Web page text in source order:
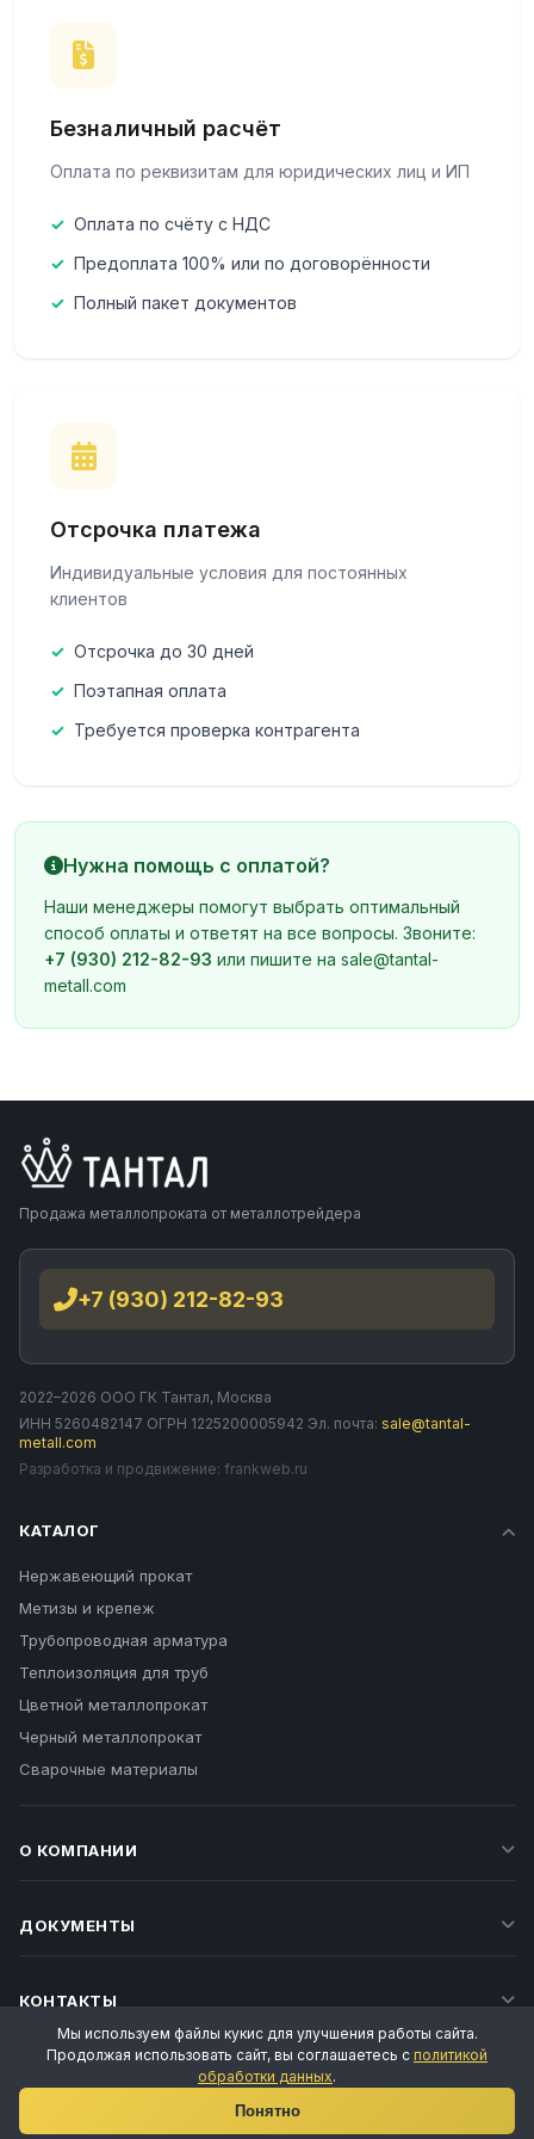
Для оформления заказа и получения счёта свяжитесь с
обратной связи на сайте. Мы подберём оптимальные
Безналичный расчёт
Оплата по реквизитам для юридических лиц и ИП
Оплата по счёту с НДС
Предоплата 100% или по договорённости
Полный пакет документов
Отсрочка платежа
Индивидуальные условия для постоянных
клиентов
Отсрочка до 30 дней
Поэтапная оплата
Требуется проверка контрагента
Нужна помощь с оплатой?
Наши менеджеры помогут выбрать оптимальный
способ оплаты и ответят на все вопросы. Звоните:
+7 (930) 212-82-93 или пишите на sale@tantal-
metall.com
Продажа металлопроката от металлотрейдера
+7 (930) 212-82-93
2022–2026 ООО ГК Тантал, Москва
ИНН 5260482147 ОГРН 1225200005942 Эл. почта: sale@tantal-
metall.com
Разработка и продвижение: frankweb.ru
КАТАЛОГ
Нержавеющий прокат
Метизы и крепеж
Трубопроводная арматура
Теплоизоляция для труб
Цветной металлопрокат
Черный металлопрокат
Сварочные материалы
О КОМПАНИИ
ДОКУМЕНТЫ
КОНТАКТЫ
Мы используем файлы кукис для улучшения работы сайта.
Продолжая использовать сайт, вы соглашаетесь с политикой
обработки данных.
Понятно